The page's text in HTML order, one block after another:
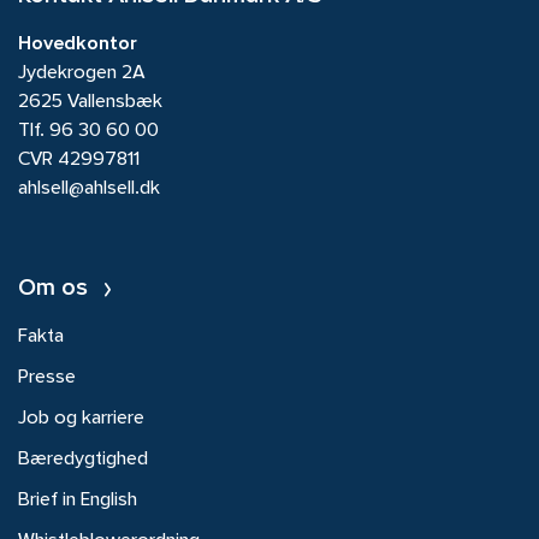
Hovedkontor
Jydekrogen 2A
2625 Vallensbæk
Tlf. 96 30 60 00
CVR 42997811
ahlsell@ahlsell.dk
Om os
Fakta
Presse
Job og karriere
Bæredygtighed
Brief in English